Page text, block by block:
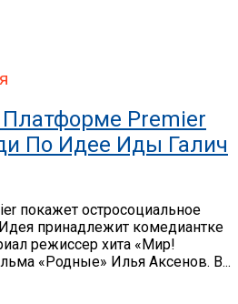
Premier
По Идее Иды Галич
покажет остросоциальное
принадлежит комедиантке
режиссер хита «Мир!
«Родные» Илья Аксенов. В...